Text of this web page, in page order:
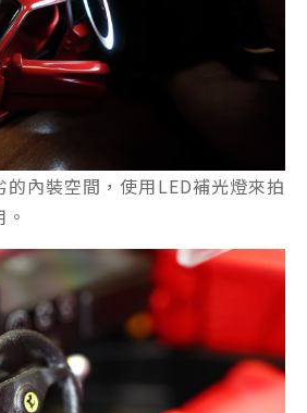
內裝空間，使用LED補光燈來拍